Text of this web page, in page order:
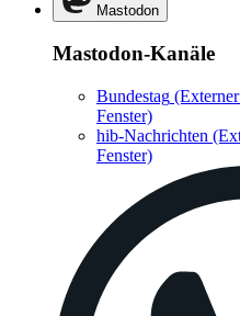
Mastodon
Mastodon-Kanäle
Bundestag
Fenster)
hib-Nachrichten
Fenster)